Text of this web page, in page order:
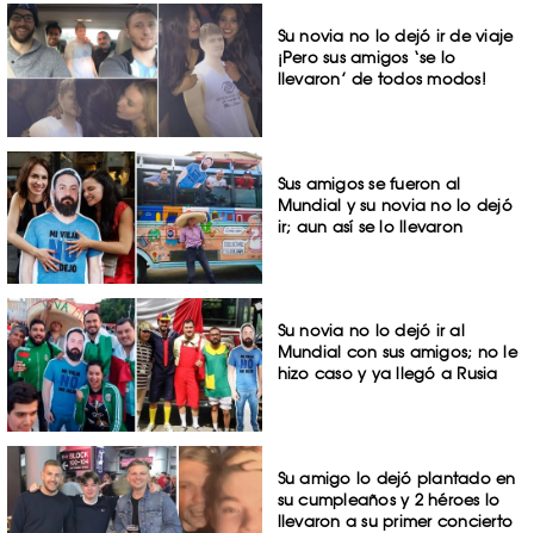
Su novia no lo dejó ir de viaje
¡Pero sus amigos ‘se lo
llevaron’ de todos modos!
Sus amigos se fueron al
Mundial y su novia no lo dejó
ir; aun así se lo llevaron
Su novia no lo dejó ir al
Mundial con sus amigos; no le
hizo caso y ya llegó a Rusia
Su amigo lo dejó plantado en
su cumpleaños y 2 héroes lo
llevaron a su primer concierto